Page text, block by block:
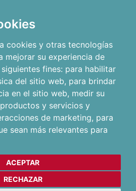
cookies y otras tecnologías
mejorar su experiencia de
fines: para habilitar
del sitio web, para brindar
en el sitio web, medir su
y servicios y
de marketing, para
sean más relevantes para
ACEPTAR
RECHAZAR